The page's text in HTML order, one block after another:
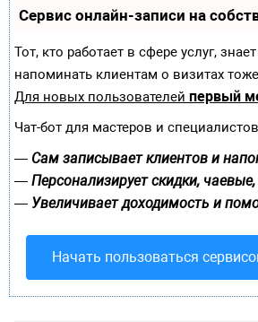
Сервис онлайн-записи на
Тот, кто работает в сфере услуг,
напоминать клиентам о визитах
Для новых пользователей первый
Чат-бот для мастеров и
— Сам записывает клиентов и
— Персонализирует скидки,
— Увеличивает доходимость и
Начать пользоваться